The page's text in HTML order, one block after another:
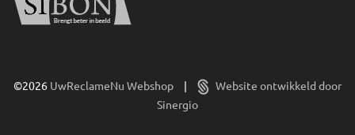
©2026 UwReclameNu Webshop |
Website ontwikkeld door
Sinergio